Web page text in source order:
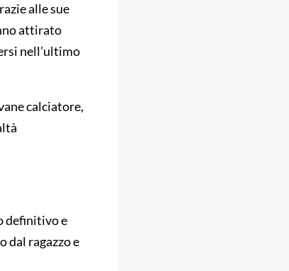
alle sue
attirato
nell’ultimo
calciatore,
definitivo e
dal ragazzo e